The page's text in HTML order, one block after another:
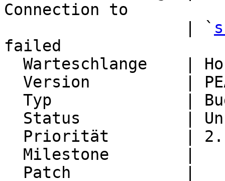
Connection to
                   | `
failed